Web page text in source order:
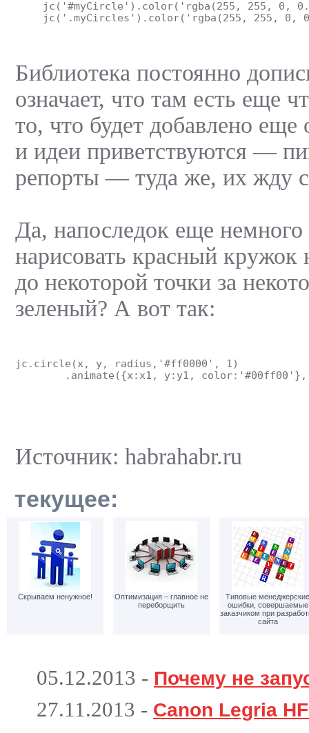
jc('#myCircle').color('rgba(255, 255, 0,
jc('.myCircles').color('rgba(255, 255, 0,
Библиотека постоянно
означает, что там есть еще
то, что будет добавлено
и идеи приветствуются —
репорты — туда же, их жду
Да, напоследок еще
нарисовать красный кружок
до некоторой точки за
зеленый? А вот так:
jc.circle(x, y, radius,'#ff0000', 1)
.animate({x:x1, y:y1,
Источник: habrahabr.ru
текущее:
Скрываем ненужное!
Оптимизация – главное не
переборщить
Типовые менеджерские
ошибки, совершаемые
заказчиком при
сайта
05.12.2013 - Почему не
27.11.2013 - Canon Legria